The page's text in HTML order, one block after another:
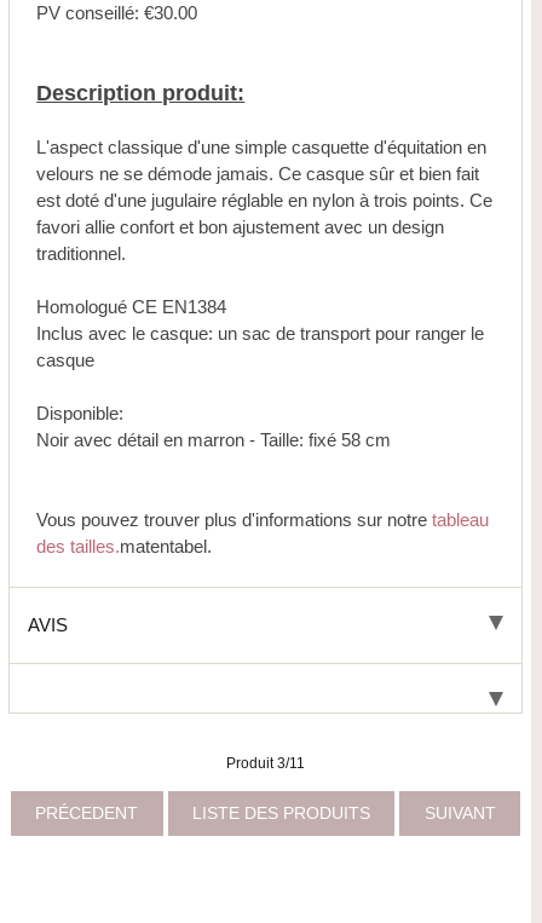
PV conseillé: €30.00
Description produit:
L'aspect classique d'une simple casquette d'équitation en
velours ne se démode jamais. Ce casque sûr et bien fait
est doté d'une jugulaire réglable en nylon à trois points. Ce
favori allie confort et bon ajustement avec un design
traditionnel.
Homologué CE EN1384
Inclus avec le casque: un sac de transport pour ranger le
casque
Disponible:
Noir avec détail en marron - Taille: fixé 58 cm
Vous pouvez trouver plus d'informations sur notretableau
des tailles.matentabel.
AVIS
Produit 3/11
PRÉCEDENT LISTE DES PRODUITS SUIVANT